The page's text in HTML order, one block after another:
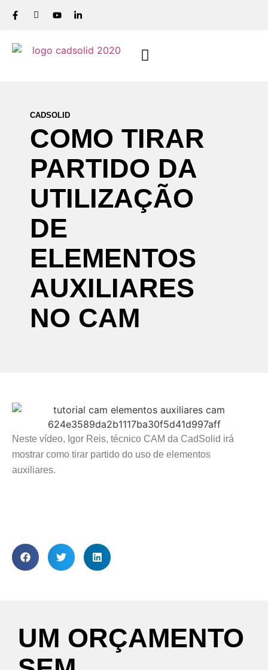
CADSOLID
COMO TIRAR
PARTIDO DA
UTILIZAÇÃO
DE
ELEMENTOS
AUXILIARES
NO CAM
Neste vídeo, Igor Reis, técnico CAM da CadSolid irá
mostrar como tirar partido do uso de elementos
auxiliares.
UM ORÇAMENTO